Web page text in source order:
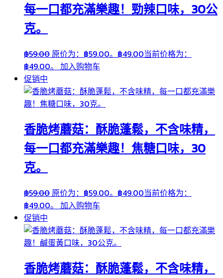
每一口都充滿樂趣！勁辣口味，30公
克。
฿59.00原价为：฿59.00。 ฿49.00当前价格为：
฿49.00。 加入购物车
促销中
香脆烤蘑菇：酥脆蓬鬆，不含味精，
每一口都充滿樂趣！焦糖口味，30
克。
฿59.00原价为：฿59.00。 ฿49.00当前价格为：
฿49.00。 加入购物车
促销中
香脆烤蘑菇：酥脆蓬鬆，不含味精，